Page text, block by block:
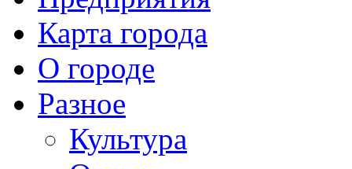
Карта города
О городе
Разное
Культура